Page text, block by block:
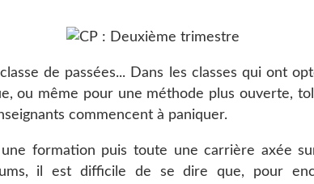
de passées... Dans les classes qui ont
ou même pour une méthode plus ouverte,
commencent à paniquer.
formation puis toute une carrière axée
il est difficile de se dire que, pour